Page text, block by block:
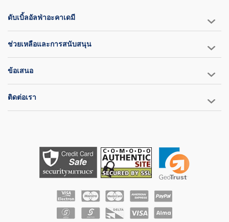
ดับเบิ้ลอัลฟ่าอะคาเดมี
ช่วยเหลือและการสนับสนุน
ข้อเสนอ
ติดต่อเรา